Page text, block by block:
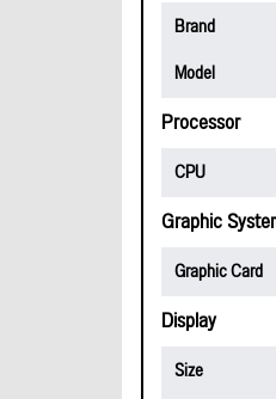
Brand
Model
Processor
CPU
Graphic
Graphic Card
Display
Size